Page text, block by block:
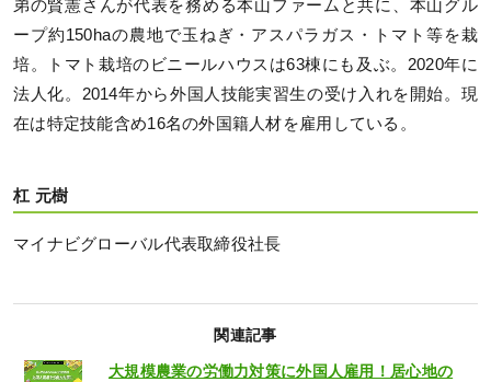
弟の賢憲さんが代表を務める本山ファームと共に、本山グル
ープ約150haの農地で玉ねぎ・アスパラガス・トマト等を栽
培。トマト栽培のビニールハウスは63棟にも及ぶ。2020年に
法人化。2014年から外国人技能実習生の受け入れを開始。現
在は特定技能含め16名の外国籍人材を雇用している。
杠 元樹
マイナビグローバル代表取締役社長
関連記事
大規模農業の労働力対策に外国人雇用！居心地の